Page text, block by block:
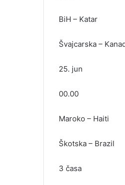
BiH – Katar
Švajcarska –
25. jun
00.00
Maroko – Haiti
Škotska – Brazil
3 časa